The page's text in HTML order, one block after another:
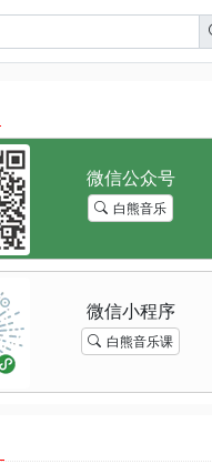
白熊音乐
白熊音乐课